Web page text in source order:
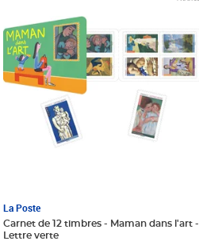
La Poste
Carnet de 12 timbres - Maman dans l'art -
Lettre verte